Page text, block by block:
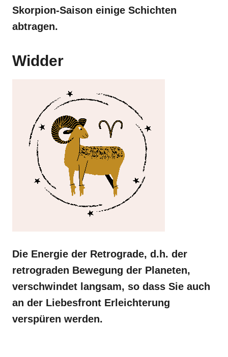
Skorpion-Saison einige Schichten
abtragen.
Widder
Die Energie der Retrograde, d.h. der
retrograden Bewegung der Planeten,
verschwindet langsam, so dass Sie auch
an der Liebesfront Erleichterung
verspüren werden.